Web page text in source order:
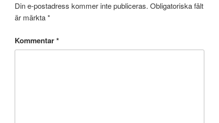
Din e-postadress kommer inte publiceras. Obligatoriska fält
är märkta*
Kommentar*